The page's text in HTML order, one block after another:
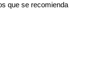
que se recomienda